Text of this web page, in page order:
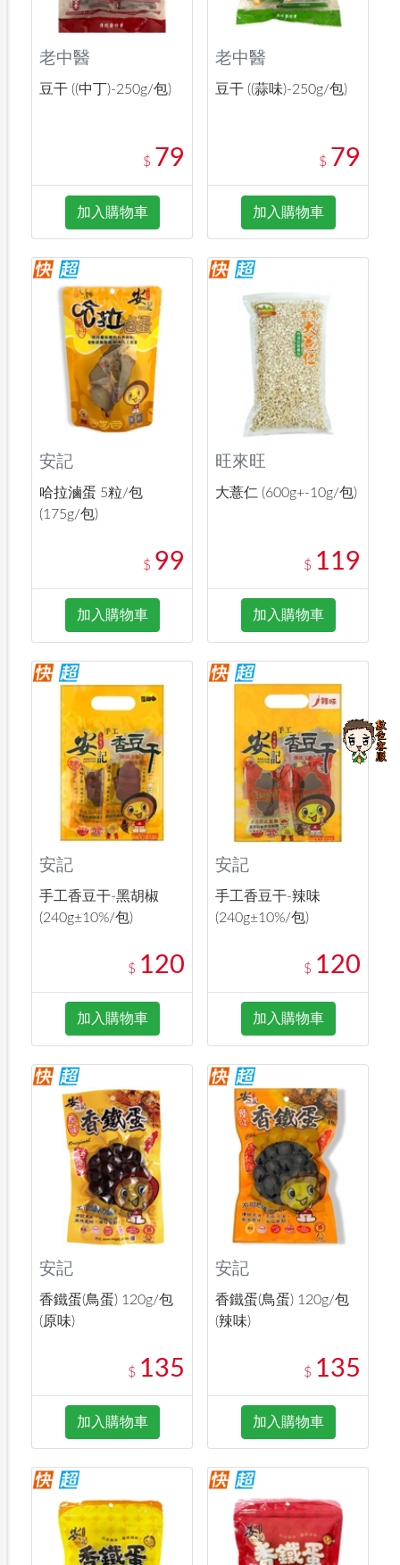
老中醫
豆干 ((中丁)-250g/包)
$ 79
加入購物車
老中醫
豆干 ((蒜味)-250g/包)
$ 79
加入購物車
安記
哈拉滷蛋 5粒/包
(175g/包)
$ 99
加入購物車
旺來旺
大薏仁 (600g+-10g/包)
$ 119
加入購物車
安記
手工香豆干-黑胡椒
(240g±10%/包)
$ 120
加入購物車
安記
手工香豆干-辣味
(240g±10%/包)
$ 120
加入購物車
安記
香鐵蛋(鳥蛋) 120g/包
(原味)
$ 135
加入購物車
安記
香鐵蛋(鳥蛋) 120g/包
(辣味)
$ 135
加入購物車